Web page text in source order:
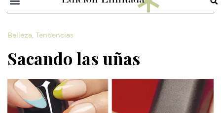
Belleza, Tendencias
Sacando las uñas